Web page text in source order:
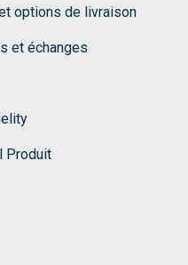
options de livraison
et échanges
Produit